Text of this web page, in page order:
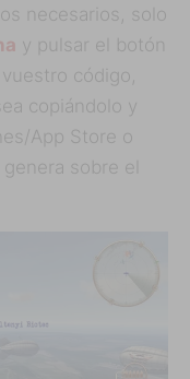
necesarios, solo
y pulsar el botón
código,
copiándolo y
App Store o
sobre el